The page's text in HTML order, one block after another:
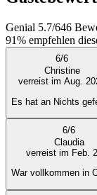
Genial 5.7/646
91% empfehlen
6/6
Christine
verreist im Aug.
Es hat an Nichts
6/6
Claudia
verreist im Feb.
War vollkommen in